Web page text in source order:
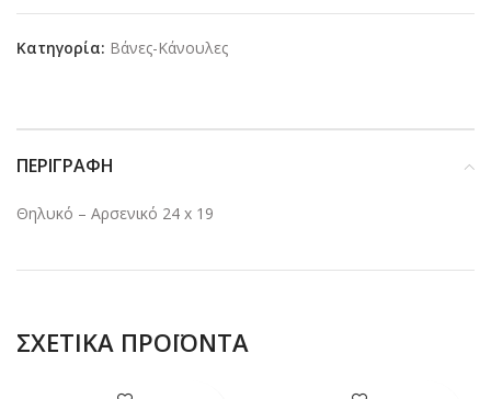
Κατηγορία: Βάνες-Κάνουλες
ΠΕΡΙΓΡΑΦΉ
Θηλυκό – Αρσενικό 24 x 19
ΣΧΕΤΙΚΆ ΠΡΟΪΌΝΤΑ